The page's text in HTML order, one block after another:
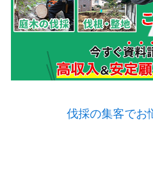
伐採の集客でお